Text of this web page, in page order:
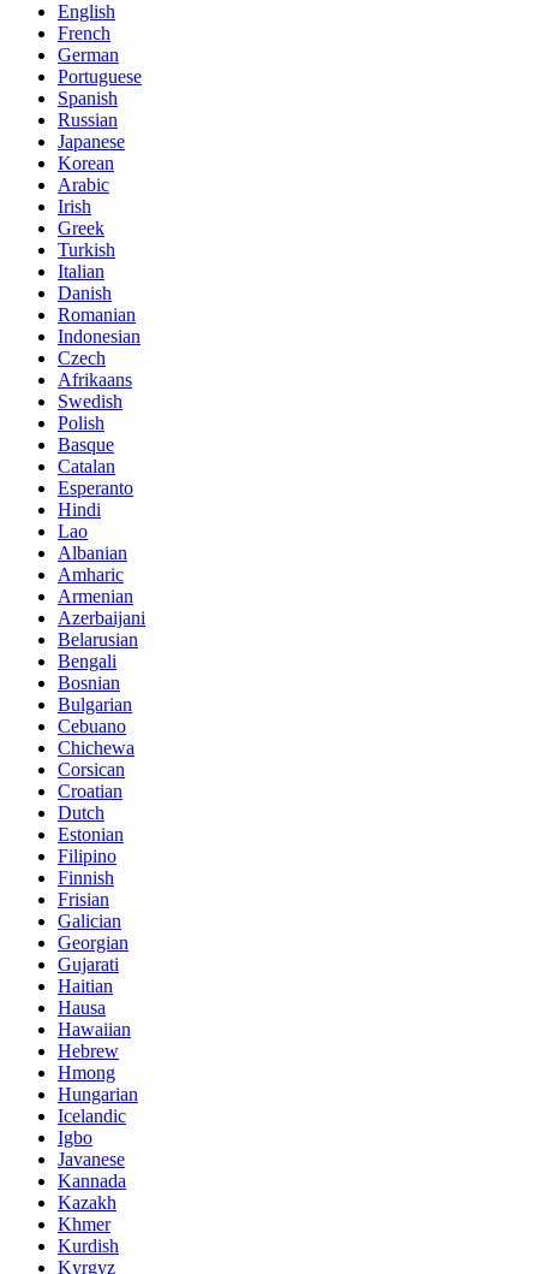
English
French
German
Portuguese
Spanish
Russian
Japanese
Korean
Arabic
Irish
Greek
Turkish
Italian
Danish
Romanian
Indonesian
Czech
Afrikaans
Swedish
Polish
Basque
Catalan
Esperanto
Hindi
Lao
Albanian
Amharic
Armenian
Azerbaijani
Belarusian
Bengali
Bosnian
Bulgarian
Cebuano
Chichewa
Corsican
Croatian
Dutch
Estonian
Filipino
Finnish
Frisian
Galician
Georgian
Gujarati
Haitian
Hausa
Hawaiian
Hebrew
Hmong
Hungarian
Icelandic
Igbo
Javanese
Kannada
Kazakh
Khmer
Kurdish
Kyrgyz